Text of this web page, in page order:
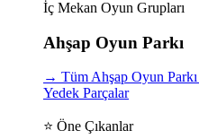
İç Mekan Oyun Grupları
Ahşap Oyun Parkı
→ Tüm Ahşap Oyun Parkı
Yedek Parçalar
⭐ Öne Çıkanlar